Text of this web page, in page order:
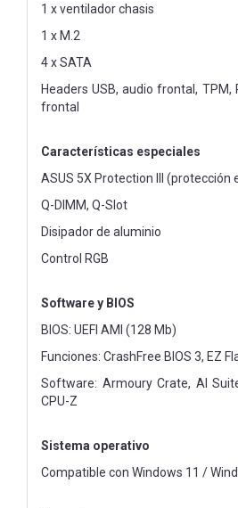
1 x ventilador chasis
1 x M.2
4 x SATA
Headers USB, audio frontal, TPM,
frontal
Características especiales
ASUS 5X Protection III (protección
Q-DIMM, Q-Slot
Disipador de aluminio
Control RGB
Software y BIOS
BIOS: UEFI AMI (128 Mb)
Funciones: CrashFree BIOS 3, EZ
Software: Armoury Crate, AI
CPU-Z
Sistema operativo
Compatible con Windows 11 /